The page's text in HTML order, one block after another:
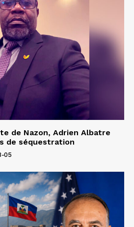
de Nazon, Adrien Albatre
de séquestration
05